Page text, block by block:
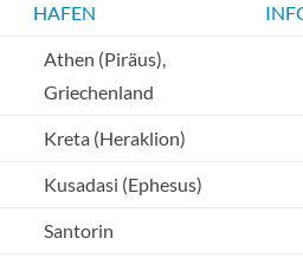
HAFEN
Athen (Piräus),
Griechenland
Kreta (Heraklion)
Kusadasi (Ephesus)
Santorin